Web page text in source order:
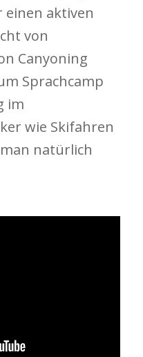
aktiven
von
Canyoning
Sprachcamp
im
wie Skifahren
natürlich